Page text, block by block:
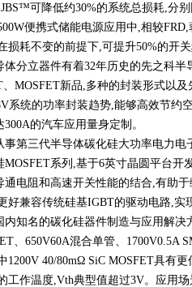
开放合作 共向未来 2023石景山国际开放合
库卡与忠实客户六协携手走过23年
8-9月展会预告 | 汇聚前沿，海目星邀您共话
喜讯 | 海目星顺利通过ISO45001职业健康安
行业周期始末，2023年慕尼黑华南电子展“圈
投资马来西亚篇：主要税种及税率介绍-瑞丰
“机器人+”驭领未来 — 新松亮相北京世界机
威图手机售后维修服务-VERTU手机中国售
2023全球数字科技大会·吉安顺利举行，吉
冠军品质 科技创新
政产学研用多方联动，“电动自行车锂电池
可降低约30%的系统总损耗,分
便携式储能电源应用中,相较
损耗不变的前提下,可提升50%的开
体分立器件有着32年历史的先之科
、MOSFET新品,多种的封装形式以
系统的功率封装趋势,能够高效节约
300A的汽车应用量身定制。
事第三代半导体碳化硅大功率电力
MOSFET系列,基于6英寸晶圆平台开
通电阻和高速开关性能的结合,有助
好兼容传统硅基IGBT的驱动电路,实
内知名的碳化硅器件制造与应用解
、650V60A混合单管、1700V0.5A
1200V 40/80mΩ SiC MOSFET具有
工作温度,Vth典型值超过3V。应用